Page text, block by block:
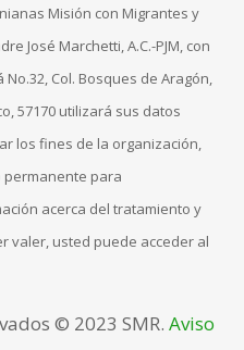
Misión con Migrantes y
José Marchetti, A.C.-PJM, con
Col. Bosques de Aragón,
57170 utilizará sus datos
los fines de la organización,
permanente para
acerca del tratamiento y
valer, usted puede acceder al
© 2023 SMR. Aviso